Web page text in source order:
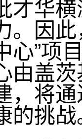
才华
。因
心”项
由盖
，将
的挑战